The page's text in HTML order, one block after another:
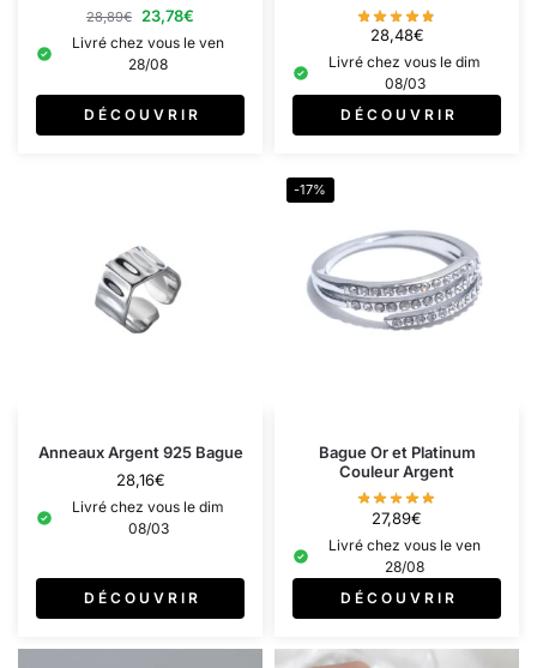
28,89€ 23,78€
Livré chez vous le ven
28/08
D É C O U V R I R
28,48€
Livré chez vous le dim
08/03
D É C O U V R I R
Anneaux Argent 925 Bague
28,16€
Livré chez vous le dim
08/03
D É C O U V R I R
-17%
Bague Or et Platinum
Couleur Argent
27,89€
Livré chez vous le ven
28/08
D É C O U V R I R